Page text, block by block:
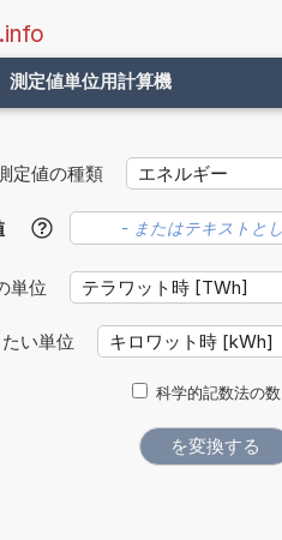
.info
測定値単位用計算機
定値の種類
?
単位
い単位
科学的記数法の数